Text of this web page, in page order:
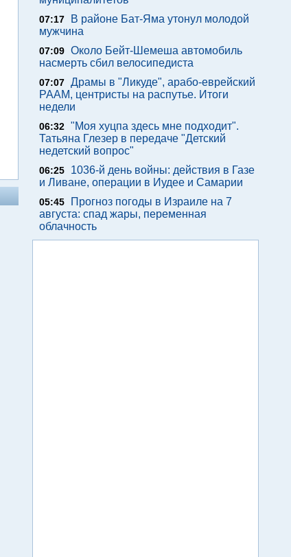
07:17
В районе Бат-Яма утонул молодой
мужчина
07:09 Около Бейт-Шемеша автомобиль
насмерть сбил велосипедиста
07:07 Драмы в "Ликуде", арабо-еврейский
РААМ, центристы на распутье. Итоги
недели
06:32 "Моя хуцпа здесь мне подходит".
Татьяна Глезер в передаче "Детский
недетский вопрос"
06:25
1036-й день войны: действия в Газе
и Ливане, операции в Иудее и Самарии
05:45
Прогноз погоды в Израиле на 7
августа: спад жары, переменная
облачность